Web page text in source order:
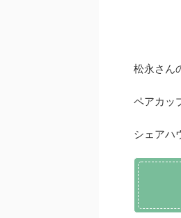
松永さん
ペアカッ
シェアハ